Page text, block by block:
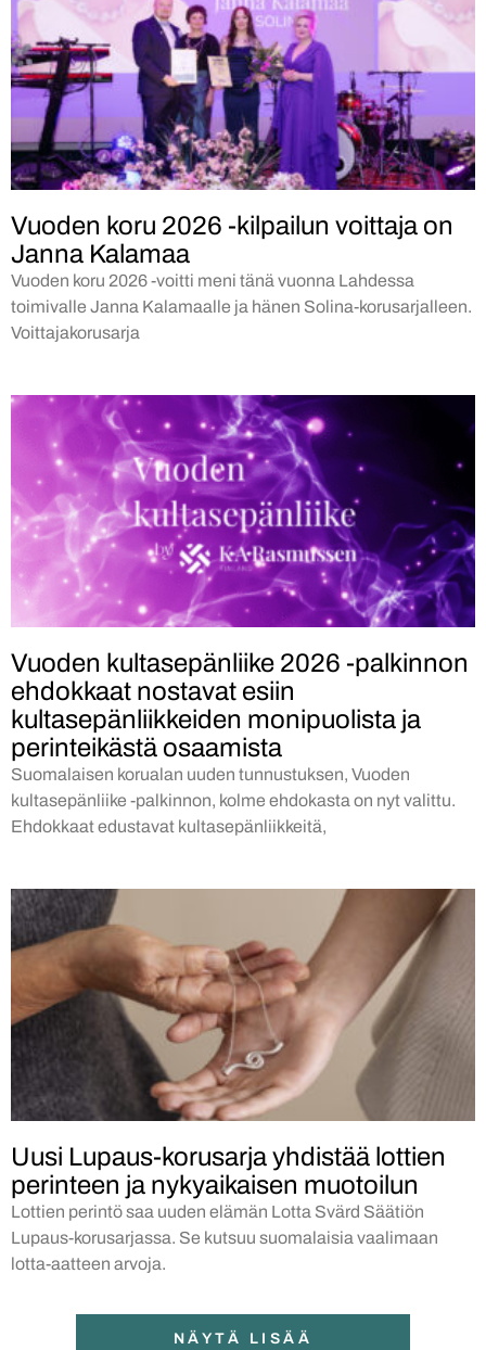
Vuoden koru 2026 -kilpailun voittaja on
Janna Kalamaa
Vuoden koru 2026 -voitti meni tänä vuonna Lahdessa
toimivalle Janna Kalamaalle ja hänen Solina-korusarjalleen.
Voittajakorusarja
Vuoden kultasepänliike 2026 -palkinnon
ehdokkaat nostavat esiin
kultasepänliikkeiden monipuolista ja
perinteikästä osaamista
Suomalaisen korualan uuden tunnustuksen, Vuoden
kultasepänliike -palkinnon, kolme ehdokasta on nyt valittu.
Ehdokkaat edustavat kultasepänliikkeitä,
Uusi Lupaus-korusarja yhdistää lottien
perinteen ja nykyaikaisen muotoilun
Lottien perintö saa uuden elämän Lotta Svärd Säätiön
Lupaus-korusarjassa. Se kutsuu suomalaisia vaalimaan
lotta-aatteen arvoja.
NÄYTÄ LISÄÄ